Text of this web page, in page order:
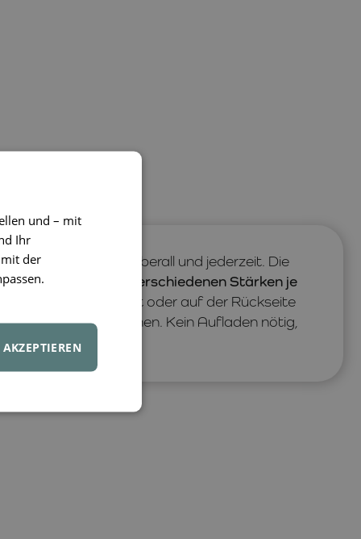
von Kindern überall und jederzeit. Die
zeigt
Linien in verschiedenen Stärken je
Knopfdruck gelöscht oder auf der Rückseite
weitermalen können. Kein Aufladen nötig,
und – mit
Ihr
mit der
AKZEPTIEREN